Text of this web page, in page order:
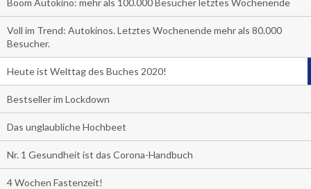
Boom Autokino: mehr als 100.000 Besucher letztes Wochenende
Voll im Trend: Autokinos. Letztes Wochenende mehr als 80.000
Besucher.
Heute ist Welttag des Buches 2020!
Bestseller im Lockdown
Das unglaubliche Hochbeet
Nr. 1 Gesundheit ist das Corona-Handbuch
4 Wochen Fastenzeit!